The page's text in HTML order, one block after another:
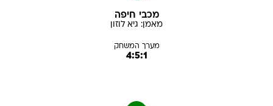
מכבי חיפה
מאמן: גיא לוזון
מערך המשחק
4:5:1